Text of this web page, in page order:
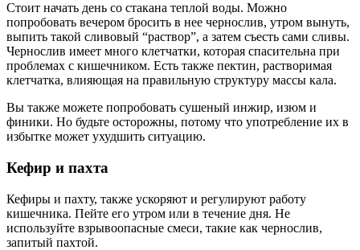
Стоит начать день со стакана теплой воды. Можно
попробовать вечером бросить в нее чернослив, утром вынуть,
выпить такой сливовый “раствор”, а затем съесть сами сливы.
Чернослив имеет много клетчатки, которая спасительна при
проблемах с кишечником. Есть также пектин, растворимая
клетчатка, влияющая на правильную структуру массы кала.
Вы также можете попробовать сушеный инжир, изюм и
финики. Но будьте осторожны, потому что употребление их в
избытке может ухудшить ситуацию.
Кефир и пахта
Кефиры и пахту, также ускоряют и регулируют работу
кишечника. Пейте его утром или в течение дня. Не
используйте взрывоопасные смеси, такие как чернослив,
запитый пахтой.